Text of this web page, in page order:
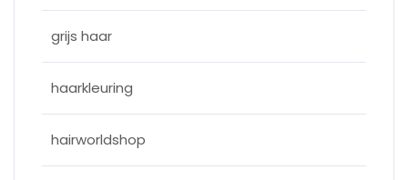
grijs haar
haarkleuring
hairworldshop